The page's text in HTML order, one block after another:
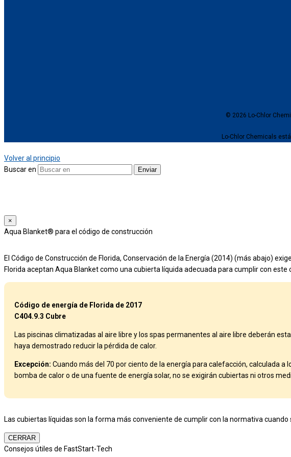
© 2026 Lo-Chlor
Lo-Chlor Chemicals
Volver al principio
Buscar en
Enviar
×
Aqua Blanket® para el código de construcción
El Código de Construcción de Florida, Conservación de la Energía (2014) (más abajo)
Florida aceptan Aqua Blanket como una cubierta líquida adecuada para cumplir con este
Código de energía de Florida de 2017
C404.9.3 Cubre
Las piscinas climatizadas al aire libre y los spas permanentes al aire libre deberán
haya demostrado reducir la pérdida de calor.
Excepción: Cuando más del 70 por ciento de la energía para calefacción, calculada
bomba de calor o de una fuente de energía solar, no se exigirán cubiertas ni otros
Las cubiertas líquidas son la forma más conveniente de cumplir con la normativa
CERRAR
Consejos útiles de FastStart-Tech